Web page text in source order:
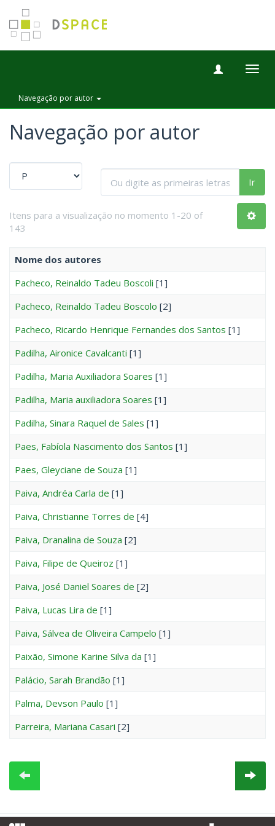
Navegação por autor
Navegação por autor
Ir
Itens para a visualização no momento 1-20 of
143
Nome dos autores
Pacheco, Reinaldo Tadeu Boscoli [1]
Pacheco, Reinaldo Tadeu Boscolo [2]
Pacheco, Ricardo Henrique Fernandes dos Santos [1]
Padilha, Aironice Cavalcanti [1]
Padilha, Maria Auxiliadora Soares [1]
Padilha, Maria auxiliadora Soares [1]
Padilha, Sinara Raquel de Sales [1]
Paes, Fabíola Nascimento dos Santos [1]
Paes, Gleyciane de Souza [1]
Paiva, Andréa Carla de [1]
Paiva, Christianne Torres de [4]
Paiva, Dranalina de Souza [2]
Paiva, Filipe de Queiroz [1]
Paiva, José Daniel Soares de [2]
Paiva, Lucas Lira de [1]
Paiva, Sálvea de Oliveira Campelo [1]
Paixão, Simone Karine Silva da [1]
Palácio, Sarah Brandão [1]
Palma, Devson Paulo [1]
Parreira, Mariana Casari [2]